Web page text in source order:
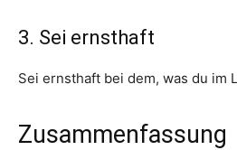
3. Sei ernsthaft
Sei ernsthaft bei dem, was du im
Zusammenfassung